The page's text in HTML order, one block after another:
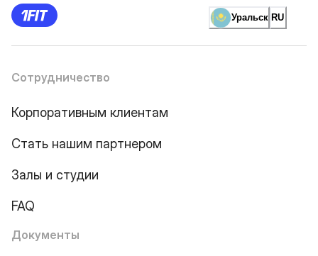
Уральск RU
Сотрудничество
Корпоративным клиентам
Стать нашим партнером
Залы и студии
FAQ
Документы